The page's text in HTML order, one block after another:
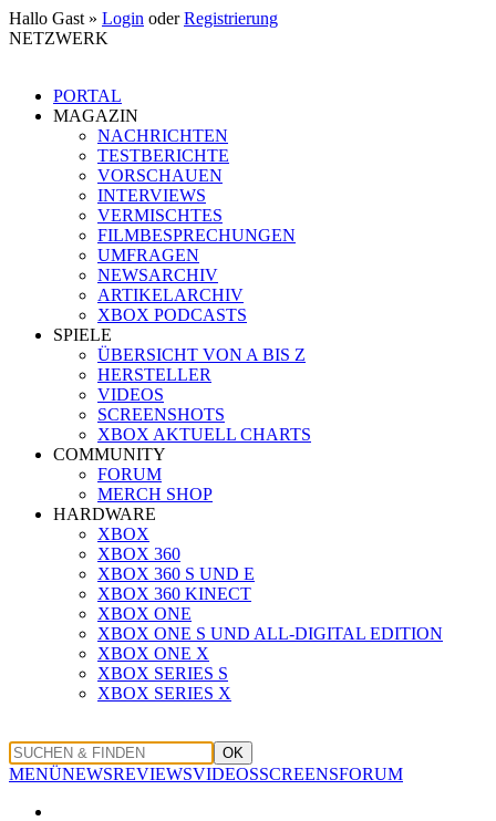
Hallo Gast » Login oderRegistrierung
NETZWERK
PORTAL
MAGAZIN
NACHRICHTEN
TESTBERICHTE
VORSCHAUEN
INTERVIEWS
VERMISCHTES
FILMBESPRECHUNGEN
UMFRAGEN
NEWSARCHIV
ARTIKELARCHIV
XBOX PODCASTS
SPIELE
ÜBERSICHT VON A BIS Z
HERSTELLER
VIDEOS
SCREENSHOTS
XBOX AKTUELL CHARTS
COMMUNITY
FORUM
MERCH SHOP
HARDWARE
XBOX
XBOX 360
XBOX 360 S UND E
XBOX 360 KINECT
XBOX ONE
XBOX ONE S UND ALL-DIGITAL EDITION
XBOX ONE X
XBOX SERIES S
XBOX SERIES X
OK
MENÜNEWSREVIEWSVIDEOSSCREENSFORUM